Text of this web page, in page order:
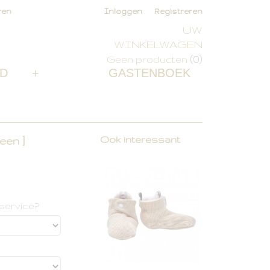
Inloggen Registreren
UW
WINKELWAGEN
Geen producten (0)
GASTENBOEK
+
] Ook interessant